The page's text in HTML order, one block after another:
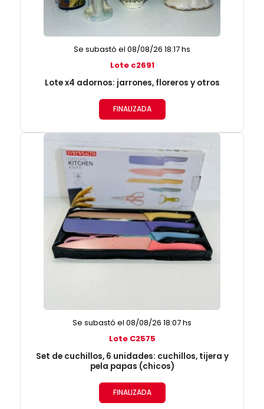
Se subastó el 08/08/26 18:17 hs
Lote c2691
Lote x4 adornos: jarrones, floreros y otros
FINALIZADA
Se subastó el 08/08/26 18:07 hs
Lote C2575
Set de cuchillos, 6 unidades: cuchillos, tijera y
pela papas (chicos)
FINALIZADA